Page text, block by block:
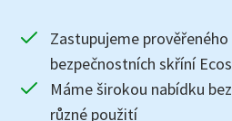
Zastupujeme
bezpečnostních skříní
Máme širokou nabídku
různé použití